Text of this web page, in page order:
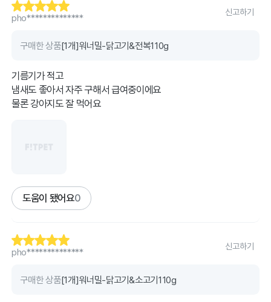
pho**************
신고하기
구매한 상품[1개]워너밀-닭고기&전복110g
기름기가 적고
냄새도 좋아서 자주 구해서 급여중이에요
물론 강아지도 잘 먹어요
도움이 됐어요0
pho**************
신고하기
구매한 상품[1개]워너밀-닭고기&소고기110g